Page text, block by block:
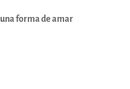
forma de amar